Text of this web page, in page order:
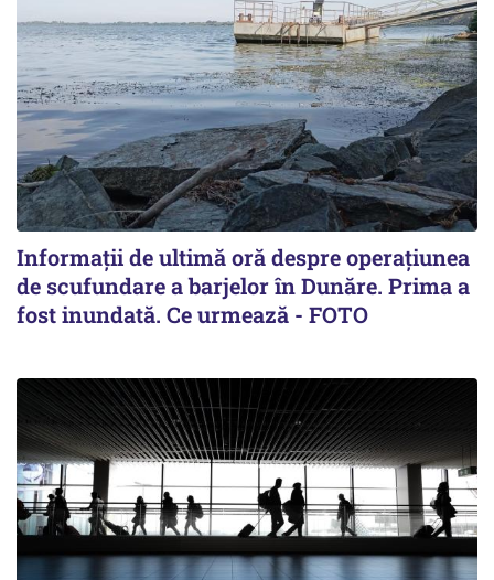
Informații de ultimă oră despre operațiunea
de scufundare a barjelor în Dunăre. Prima a
fost inundată. Ce urmează - FOTO